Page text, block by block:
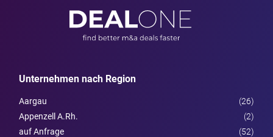
Unternehmen nach Region
Aargau
(26)
Appenzell A.Rh.
(2)
auf Anfrage
(52)